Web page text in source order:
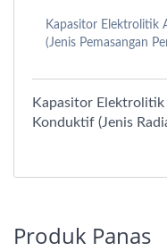
Kapasitor Elektrolitik
(Jenis Pemasangan
Kapasitor
Konduktif (Jenis
Produk Panas